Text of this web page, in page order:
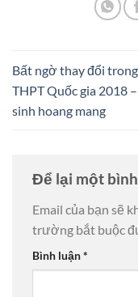
Bất ngờ thay đổi
THPT Quốc gia 2018
sinh hoang mang
Để lại một
Email của bạn sẽ
trường bắt buộc
Bình luận*